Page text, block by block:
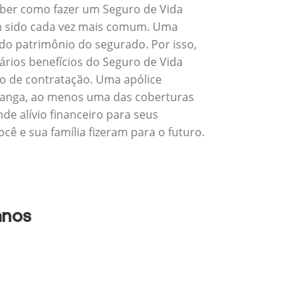
como fazer um Seguro de Vida
cada vez mais comum. Uma
patrimônio do segurado. Por isso,
benefícios do Seguro de Vida
de contratação. Uma apólice
ao menos uma das coberturas
alívio financeiro para seus
e sua família fizeram para o futuro.